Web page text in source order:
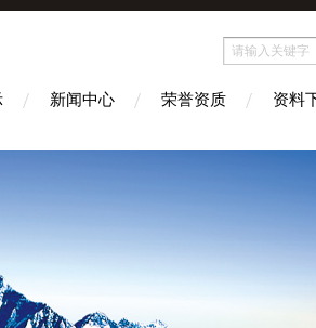
新闻中心 荣誉资质 资料